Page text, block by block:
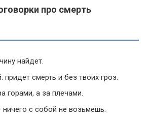
про смерть
найдет.
придет смерть и без твоих гроз.
горами, а за плечами.
с собой не возьмешь.